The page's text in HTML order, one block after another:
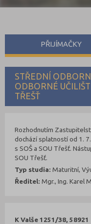
STŘEDNÍ
ODBORNÉ
TŘEŠŤ
K Valše 1251/38,
Rozhodnutím
dochází splatností od 1.
s SOŠ a SOU Třešť.
SOU Třešť.
Typ studia: Maturitní,
Ředitel: Mgr., Ing. Karel
PŘIJÍMAČKY